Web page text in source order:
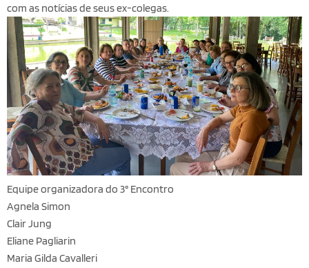
com as notícias de seus ex-colegas.
Equipe organizadora do 3° Encontro
Agnela Simon
Clair Jung
Eliane Pagliarin
Maria Gilda Cavalleri